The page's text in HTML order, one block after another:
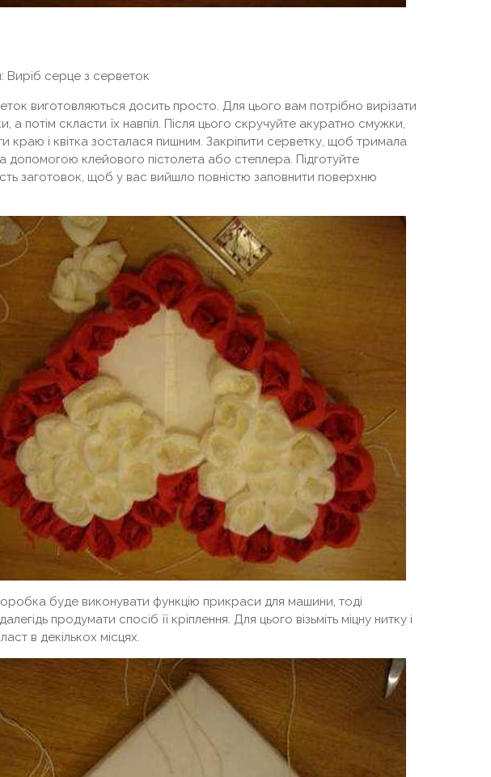
Виріб серце з серветок
виготовляються досить просто. Для цього вам потрібно вирізати
а потім скласти їх навпіл. Після цього скручуйте акуратно смужки,
краю і квітка зосталася пишним. Закріпити серветку, щоб тримала
клейового пістолета або степлера. Підготуйте
заготовок, щоб у вас вийшло повністю заповнити поверхню
буде виконувати функцію прикраси для машини, тоді
продумати спосіб її кріплення. Для цього візьміть міцну нитку і
в декількох місцях.